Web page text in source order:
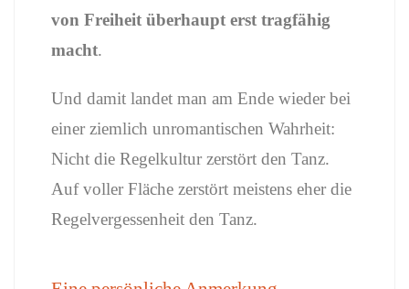
von Freiheit überhaupt erst tragfähig
macht.
Und damit landet man am Ende wieder bei
einer ziemlich unromantischen Wahrheit:
Nicht die Regelkultur zerstört den Tanz.
Aufvoller Fläche zerstört meistens eher die
Regelvergessenheit den Tanz.